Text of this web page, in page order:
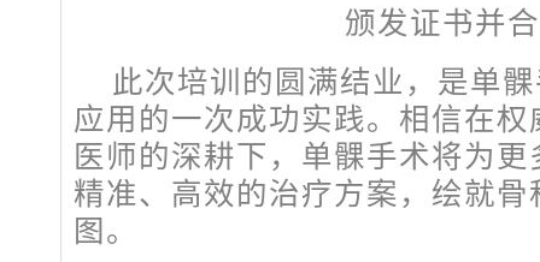
颁发证书并
此次培训的圆满结业，是单
应用的一次成功实践。相信在
医师的深耕下，单髁手术将为
精准、高效的治疗方案，绘就
图。